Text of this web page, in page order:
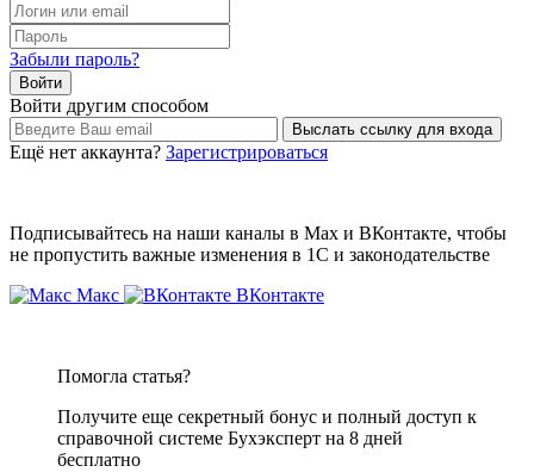
Забыли пароль?
Войти другим способом
Ещё нет аккаунта? Зарегистрироваться
Подписывайтесь на наши каналы в Max и ВКонтакте, чтобы
не пропустить важные изменения в 1С и законодательстве
Макс
ВКонтакте
Помогла статья?
Получите еще секретный бонус и полный доступ к
справочной системе Бухэксперт на 8 дней
бесплатно